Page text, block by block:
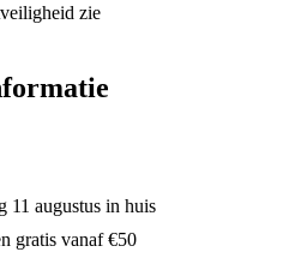
zie
11 augustus in huis
gratis vanaf €50